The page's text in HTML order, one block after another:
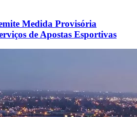
Medida Provisória
de Apostas Esportivas